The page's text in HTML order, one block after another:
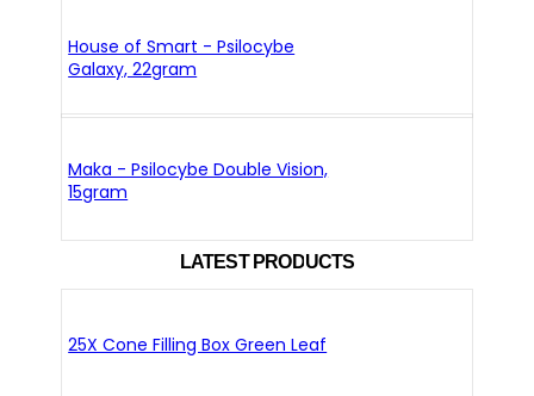
House of Smart - Psilocybe
Galaxy, 22gram
Maka - Psilocybe Double Vision,
15gram
LATEST PRODUCTS
25X Cone Filling Box Green Leaf